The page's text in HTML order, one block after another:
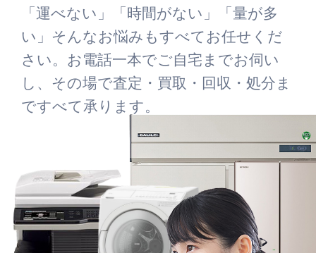
「運べない」「時間がない」「量が多
い」そんなお悩みもすべてお任せくだ
さい。お電話一本でご自宅までお伺い
し、その場で査定・買取・回収・処分ま
ですべて承ります。